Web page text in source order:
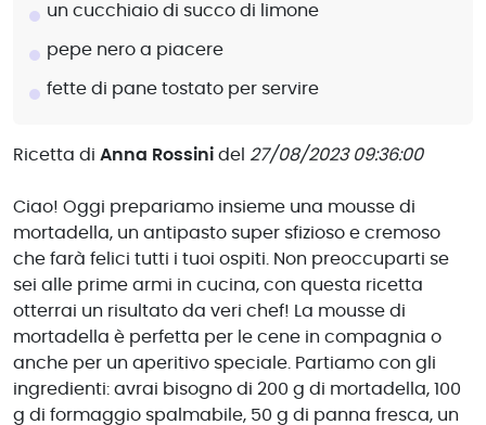
Ricetta di Anna Rossini del 27/08/2023 09:36:00
Ciao! Oggi prepariamo insieme una mousse di
mortadella, un antipasto super sfizioso e cremoso
che farà felici tutti i tuoi ospiti. Non preoccuparti se
sei alle prime armi in cucina, con questa ricetta
otterrai un risultato da veri chef! La mousse di
mortadella è perfetta per le cene in compagnia o
anche per un aperitivo speciale. Partiamo con gli
ingredienti: avrai bisogno di 200 g di mortadella, 100
g di formaggio spalmabile, 50 g di panna fresca, un
un cucchiaio di succo di limone
pepe nero a piacere
fette di pane tostato per servire